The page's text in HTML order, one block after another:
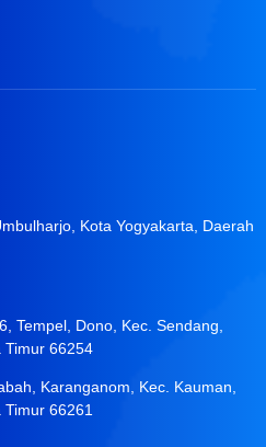
Kota Yogyakarta, Daerah
Tempel, Dono, Kec. Sendang,
Timur 66254
Karanganom, Kec. Kauman,
66261